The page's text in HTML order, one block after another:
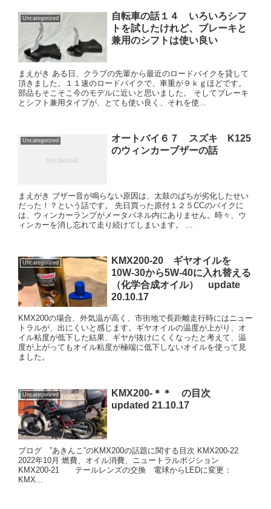
Uncategorized
自転車の話１４ いろいろシフ
トを試したけれど、ブレーキと
兼用のシフトは使い良い
まえがき ある日、クラブの先輩から最近のロードバイクを貸して
頂きました。１１速のロードバイクで、車重が９ｋｇほどです。
部品もそこそこ今のモデルに近いと思いました。 そしてブレーキ
とシフト兼用タイプが、とても使い良く、それを使...
Uncategorized
オートバイ６７ スズキ K125
のウィンカーブザーの話
まえがき ブザー音が鳴らない原因は、太鼓のばちが劣化したせい
だった！？という話です。 先日買った原付１２５CCのバイクに
は、ウィンカーランプがメータパネル内にありません。時々、ウ
ィンカーを消し忘れて走り続けてしまいます。 ...
Uncategorized
KMX200-20 ギヤオイルを
10W-30から5W-40に入れ替える
（化学合成オイル） update
20.10.17
KMX200の場合、外気温が高く、市街地で長距離走行時にはニュー
トラルが、出にくいと感じます。ギヤオイルの温度が上がり、オ
イル粘度が低下した結果、ギヤが抜けにくくなったと考えて、温
度が上がってもオイル粘度が極端に低下しないオイルを使って見
ました。
Uncategorized
KMX200-＊＊ の目次
updated 21.10.17
ブログ ”あきんこ”のKMX200の話題に関する目次 KMX200-22
2022年10月 燃費、オイル消費、ニュートラルポジション
KMX200-21 テールレンズの交換 電球からLEDに変更：
KMX...